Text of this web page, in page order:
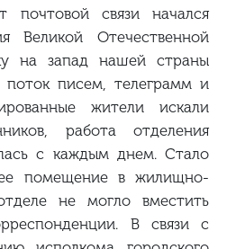
почтовой связи начался
Великой Отечественной
на запад нашей страны
поток писем, телеграмм и
жители искали
работа отделения
с каждым днем. Стало
помещение в жилищно-
не могло вместить
В связи с